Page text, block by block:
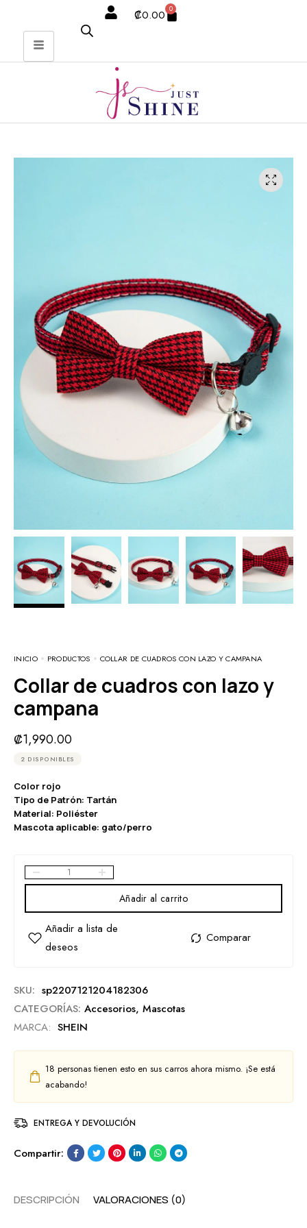
₡0.00 0
INICIO PRODUCTOS COLLAR DE CUADROS CON LAZO Y CAMPANA
Collar de cuadros con lazo y
campana
₡1,990.00
2 DISPONIBLES
Color rojo
Tipo de Patrón: Tartán
Material: Poliéster
Mascota aplicable: gato/perro
Añadir al carrito
SKU: sp2207121204182306
CATEGORÍAS: Accesorios, Mascotas
MARCA: SHEIN
18 personas tienen esto en sus carros ahora mismo. ¡Se está
acabando!
ENTREGA Y DEVOLUCIÓN
Compartir:
DESCRIPCIÓN VALORACIONES (0)